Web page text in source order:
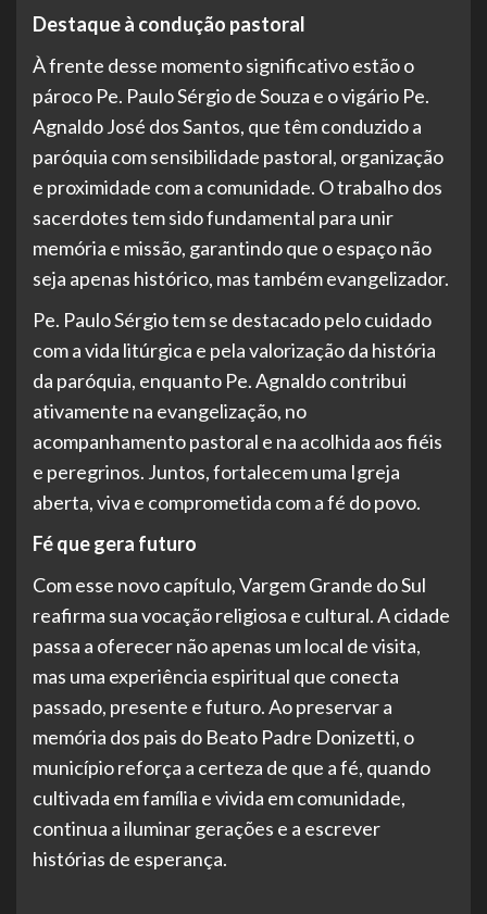
Destaque à condução pastoral
À frente desse momento significativo estão o
pároco Pe. Paulo Sérgio de Souza e o vigário Pe.
Agnaldo José dos Santos, que têm conduzido a
paróquia com sensibilidade pastoral, organização
e proximidade com a comunidade. O trabalho dos
sacerdotes tem sido fundamental para unir
memória e missão, garantindo que o espaço não
seja apenas histórico, mas também evangelizador.
Pe. Paulo Sérgio tem se destacado pelo cuidado
com a vida litúrgica e pela valorização da história
da paróquia, enquanto Pe. Agnaldo contribui
ativamente na evangelização, no
acompanhamento pastoral e na acolhida aos fiéis
e peregrinos. Juntos, fortalecem uma Igreja
aberta, viva e comprometida com a fé do povo.
Fé que gera futuro
Com esse novo capítulo, Vargem Grande do Sul
reafirma sua vocação religiosa e cultural. A cidade
passa a oferecer não apenas um local de visita,
mas uma experiência espiritual que conecta
passado, presente e futuro. Ao preservar a
memória dos pais do Beato Padre Donizetti, o
município reforça a certeza de que a fé, quando
cultivada em família e vivida em comunidade,
continua a iluminar gerações e a escrever
histórias de esperança.